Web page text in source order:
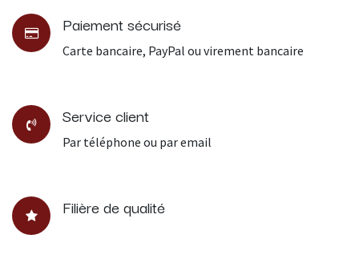
Paiement sécurisé
Carte bancaire, PayPal ou virement bancaire
Service client
Par téléphone ou par email
Filière de qualité